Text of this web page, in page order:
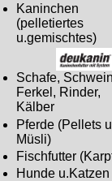
Kaninchen
(pelletiertes
u.gemischtes)
Schafe,
Ferkel, Rinder,
Kälber
Pferde (Pellets
Müsli)
Fischfutter
Hunde